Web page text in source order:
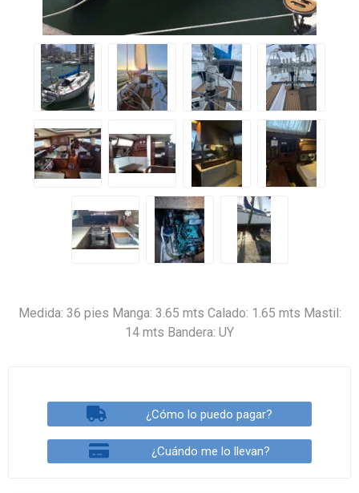
Medida: 36 pies Manga: 3.65 mts Calado: 1.65 mts Mastil:
14 mts Bandera: UY
¿Cómo lo puedo pagar?
¿Cuándo me lo llevan?